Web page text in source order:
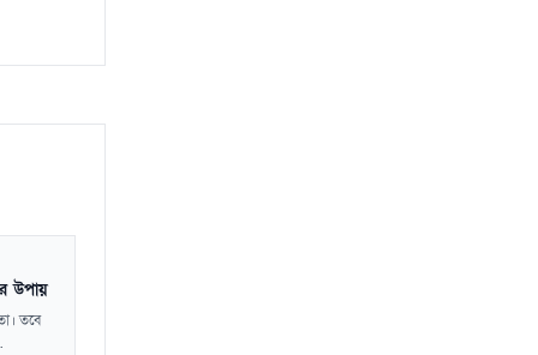
উপায়
তবে